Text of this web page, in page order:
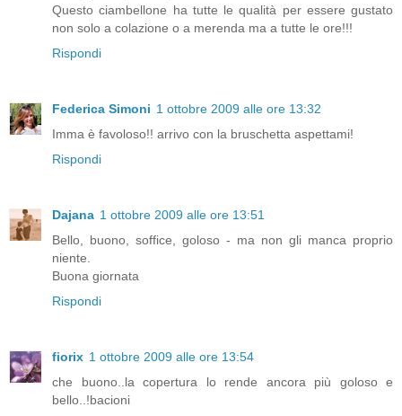
Questo ciambellone ha tutte le qualità per essere gustato
non solo a colazione o a merenda ma a tutte le ore!!!
Rispondi
Federica Simoni 1 ottobre 2009 alle ore 13:32
Imma è favoloso!! arrivo con la bruschetta aspettami!
Rispondi
Dajana 1 ottobre 2009 alle ore 13:51
Bello, buono, soffice, goloso - ma non gli manca proprio
niente.
Buona giornata
Rispondi
fiorix 1 ottobre 2009 alle ore 13:54
che buono..la copertura lo rende ancora più goloso e
bello..!bacioni